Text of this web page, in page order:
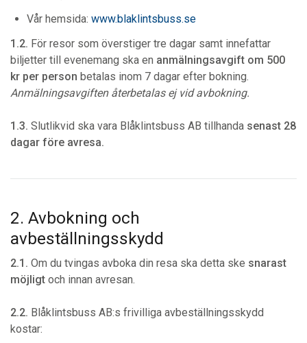
Vår hemsida: www.blaklintsbuss.se
1.2. För resor som överstiger tre dagar samt innefattar
biljetter till evenemang ska en anmälningsavgift om 500
kr per person betalas inom 7 dagar efter bokning.
Anmälningsavgiften återbetalas ej vid avbokning.
1.3. Slutlikvid ska vara Blåklintsbuss AB tillhanda senast 28
dagar före avresa.
2. Avbokning och
avbeställningsskydd
2.1. Om du tvingas avboka din resa ska detta ske snarast
möjligt och innan avresan.
2.2. Blåklintsbuss AB:s frivilliga avbeställningsskydd
kostar: